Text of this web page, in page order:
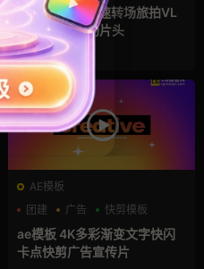
Ae模板 时尚快速转场旅拍VL
OG短视频开场片头
2026-01-05
AE模板
团建
广告 快剪模板
ae模板 4K多彩渐变文字快闪
卡点快剪广告宣传片